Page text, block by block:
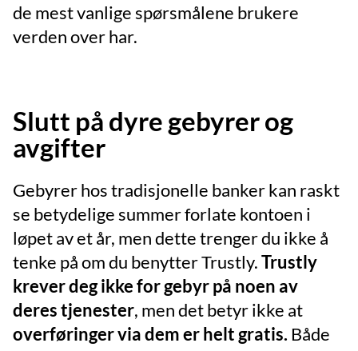
de mest vanlige spørsmålene brukere
verden over har.
Slutt på dyre gebyrer og
avgifter
Gebyrer hos tradisjonelle banker kan raskt
se betydelige summer forlate kontoen i
løpet av et år, men dette trenger du ikke å
tenke på om du benytter Trustly.Trustly
krever deg ikke for gebyr på noen av
deres tjenester, men det betyr ikke at
overføringer via dem er helt gratis. Både